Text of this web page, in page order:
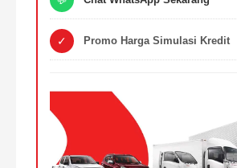
✓ Promo Harga Simulasi Kredit